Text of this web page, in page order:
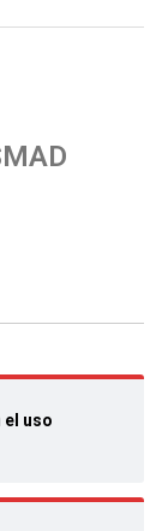
el uso